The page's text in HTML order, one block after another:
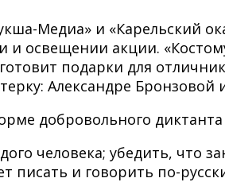
Медиа» и «Карельский
освещении акции.
подарки для
Александре
добровольного
человека; убедить, что
писать и говорить по-